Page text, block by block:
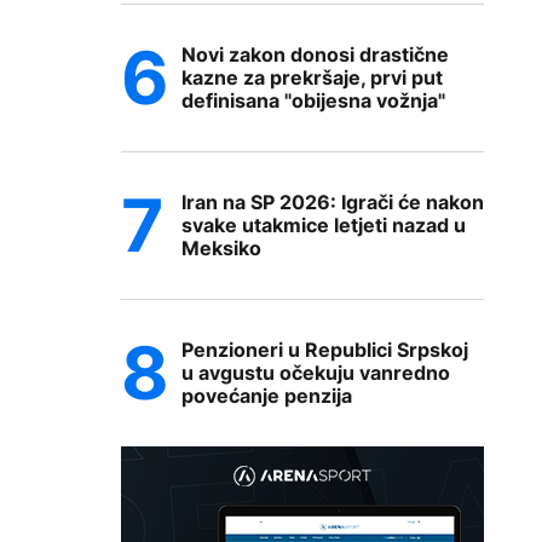
Novi zakon donosi drastične
kazne za prekršaje, prvi put
definisana "obijesna vožnja"
Iran na SP 2026: Igrači će nakon
svake utakmice letjeti nazad u
Meksiko
Penzioneri u Republici Srpskoj
u avgustu očekuju vanredno
povećanje penzija